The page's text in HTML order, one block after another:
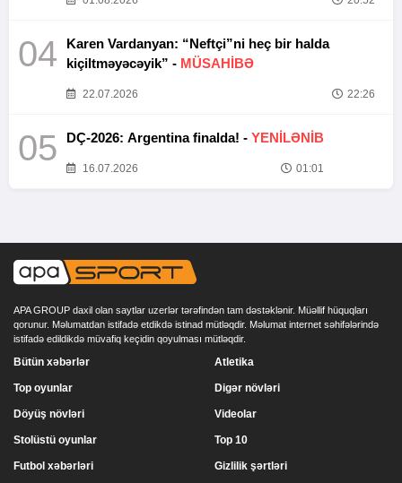
04
Karen Vardanyan: “Neftçi”ni heç bir halda
kiçiltməyəcəyik” - MÜSAHİBƏ
22.07.2026 22:26
05 DÇ-2026: Argentina finalda! - YENİLƏNİB
16.07.2026 01:01
APA GROUP daxil olan saytlar uzerlər tərəfindən tam dəstəklənir. Müəllif hüquqları
qorunur. Məlumatdan istifadə etdikdə istinad mütləqdir. Məlumat internet səhifələrində
istifadə edildikdə müvafiq keçidin qoyulması mütləqdir.
Bütün xəbərlər
Top oyunlar
Döyüş növləri
Stolüstü oyunlar
Atletika
Digər növləri
Videolar
Top 10
Futbol xəbərləri Gizlilik şərtləri